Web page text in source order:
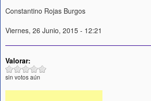
Constantino Rojas Burgos
Viernes, 26 Junio, 2015 - 12:21
Valorar:
sin votos aún